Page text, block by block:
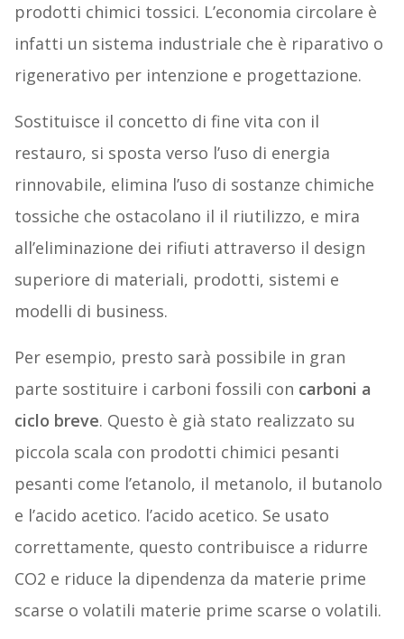
prodotti chimici tossici. L’economia circolare è
infatti un sistema industriale che è riparativo o
rigenerativo per intenzione e progettazione.
Sostituisce il concetto di fine vita con il
restauro, si sposta verso l’uso di energia
rinnovabile, elimina l’uso di sostanze chimiche
tossiche che ostacolano il il riutilizzo, e mira
all’eliminazione dei rifiuti attraverso il design
superiore di materiali, prodotti, sistemi e
modelli di business.
Per esempio, presto sarà possibile in gran
parte sostituire i carboni fossili con carboni a
ciclo breve. Questo è già stato realizzato su
piccola scala con prodotti chimici pesanti
pesanti come l’etanolo, il metanolo, il butanolo
e l’acido acetico. l’acido acetico. Se usato
correttamente, questo contribuisce a ridurre
CO2 e riduce la dipendenza da materie prime
scarse o volatili materie prime scarse o volatili.